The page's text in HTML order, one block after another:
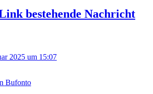
bestehende Nachricht
2025 um 15:07
Bufonto